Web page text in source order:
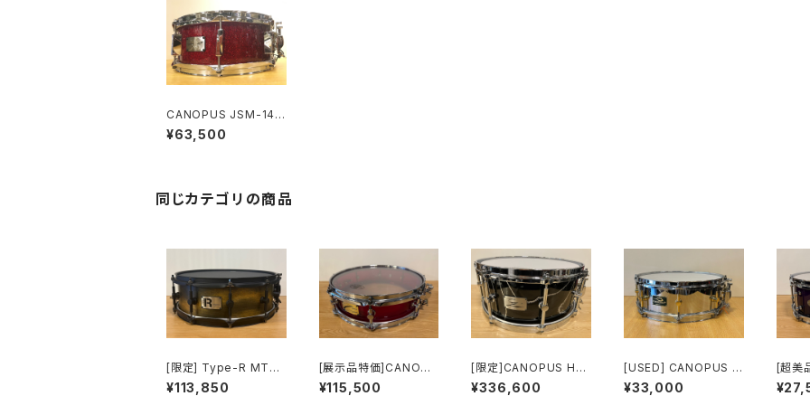
CANOPUS JSM-145
5 刃II YAIBA Maple S
nare Drum 14×5.5 /
¥63,500
同じカテゴリの商品
[限定] Type-R MTR-
1450PH-CM 14"x
5"
¥113,850
[展示品特価]CANOPU
S AC-1440 14 × 4 ア
クリル スネアドラム
¥115,500
[限定]CANOPUS HS-
1465 GR Zelkova “
GINRAN/銀襴 ” Snare
¥336,600
[USED] CANOPUS T
he Steel Snare 14"
X 5" S-1450
¥33,000
[超美
US
r